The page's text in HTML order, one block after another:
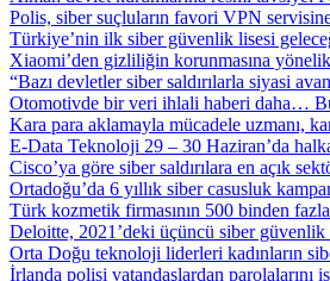
Polis, siber suçluların favori VPN
Türkiye’nin ilk siber güvenlik lisesi
Xiaomi’den gizliliğin korunmasına
“Bazı devletler siber saldırılarla siyasi
Otomotivde bir veri ihlali haberi daha…
Kara para aklamayla mücadele uzmanı,
E-Data Teknoloji 29 – 30 Haziran’da
Cisco’ya göre siber saldırılara en açık
Ortadoğu’da 6 yıllık siber casusluk
Türk kozmetik firmasının 500 binden
Deloitte, 2021’deki üçüncü siber güvenlik
Orta Doğu teknoloji liderleri kadınların
İrlanda polisi vatandaşlardan parolalarını